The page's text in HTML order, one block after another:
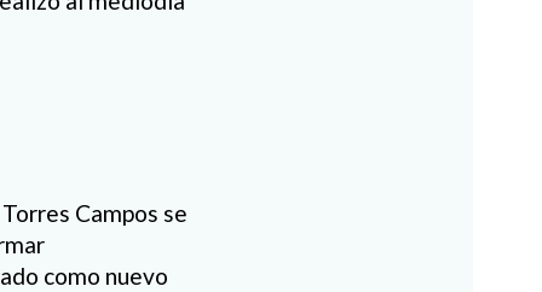
Campos se
como nuevo